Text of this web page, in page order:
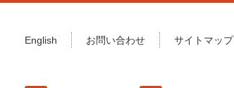
English お問い合わせ サイトマップ